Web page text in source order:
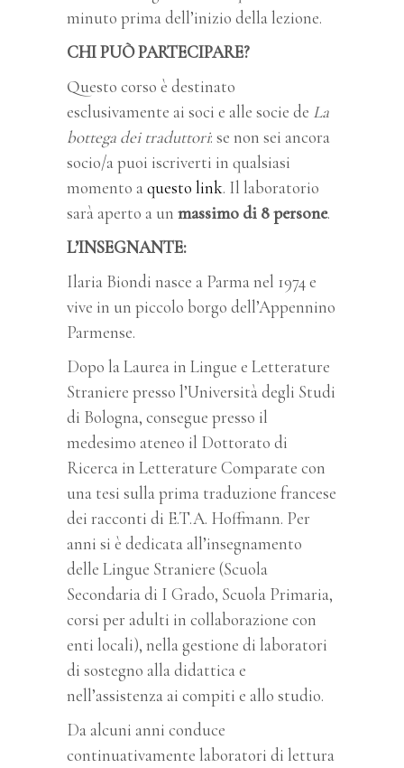
minuto prima dell’inizio della lezione.
CHI PUÒ PARTECIPARE?
Questo corso è destinato
esclusivamente ai soci e alle socie de La
bottega dei traduttori: se non sei ancora
socio/a puoi iscriverti in qualsiasi
momento aquesto link. Il laboratorio
sarà aperto a un massimo di 8 persone.
L’INSEGNANTE:
Ilaria Biondi nasce a Parma nel 1974 e
vive in un piccolo borgo dell’Appennino
Parmense.
Dopo la Laurea in Lingue e Letterature
Straniere presso l’Università degli Studi
di Bologna, consegue presso il
medesimo ateneo il Dottorato di
Ricerca in Letterature Comparate con
una tesi sulla prima traduzione francese
dei racconti di E.T.A. Hoffmann. Per
anni si è dedicata all’insegnamento
delle Lingue Straniere (Scuola
Secondaria di I Grado, Scuola Primaria,
corsi per adulti in collaborazione con
enti locali), nella gestione di laboratori
di sostegno alla didattica e
nell’assistenza ai compiti e allo studio.
Da alcuni anni conduce
continuativamente laboratori di lettura